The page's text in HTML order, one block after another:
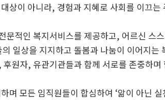
상이 아니라, 경험과 지혜로 사회를 이끄
문적인 복지서비스를 제공하고, 어르신 스
일상을 지지하고 돌봄과 나눔이 이어지는
원자, 유관기관들과 함께 서로를 존중하
며 모든 임직원들이 합심하여 ‘앎이 아닌